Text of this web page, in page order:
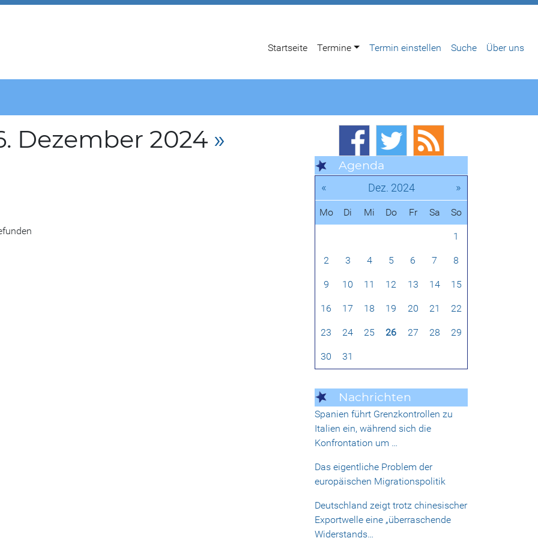
Startseite Termine Termin einstellen Suche Über uns
Dezember 2024 »
Agenda
« Dez. 2024 »
Mo Di Mi Do Fr Sa So
1
2 3 4 5 6 7 8
9 10 11 12 13 14 15
16 17 18 19 20 21 22
23 24 25 26 27 28 29
30 31
Nachrichten
Spanien führt Grenzkontrollen zu
Italien ein, während sich die
Konfrontation um …
Das eigentliche Problem der
europäischen Migrationspolitik
Deutschland zeigt trotz chinesischer
Exportwelle eine „überraschende
Widerstands…